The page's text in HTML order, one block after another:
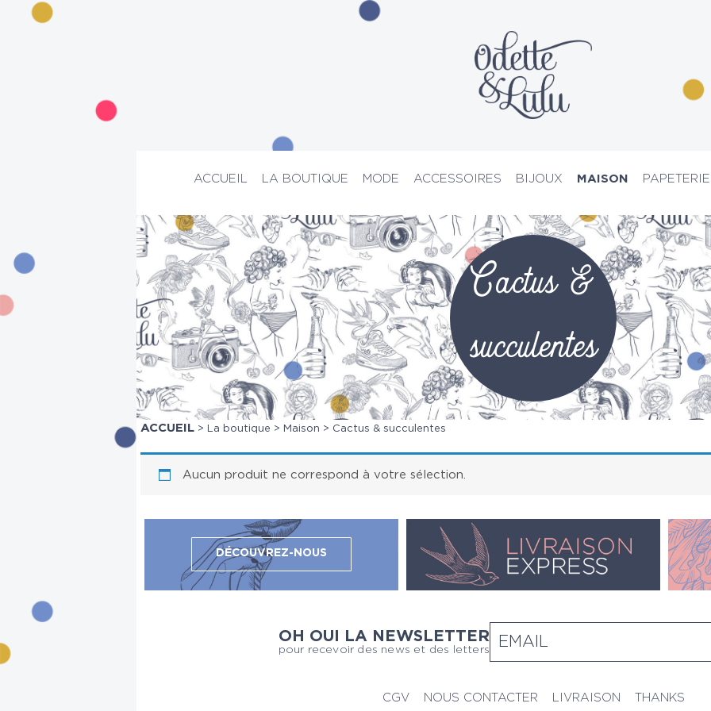
ACCUEIL LA BOUTIQUE MODE ACCESSOIRES BIJOUX MAISON PAPETERIE
PRIX D’ATELIER
Cactus &
succulentes
ACCUEIL > La boutique > Maison > Cactus & succulentes
Aucun produit ne correspond à votre sélection.
DÉCOUVREZ-NOUS
OH OUI LA NEWSLETTER
pour recevoir des news et des letters
CGV NOUS CONTACTER LIVRAISON THANKS